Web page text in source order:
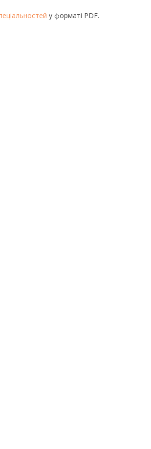
у форматі PDF.